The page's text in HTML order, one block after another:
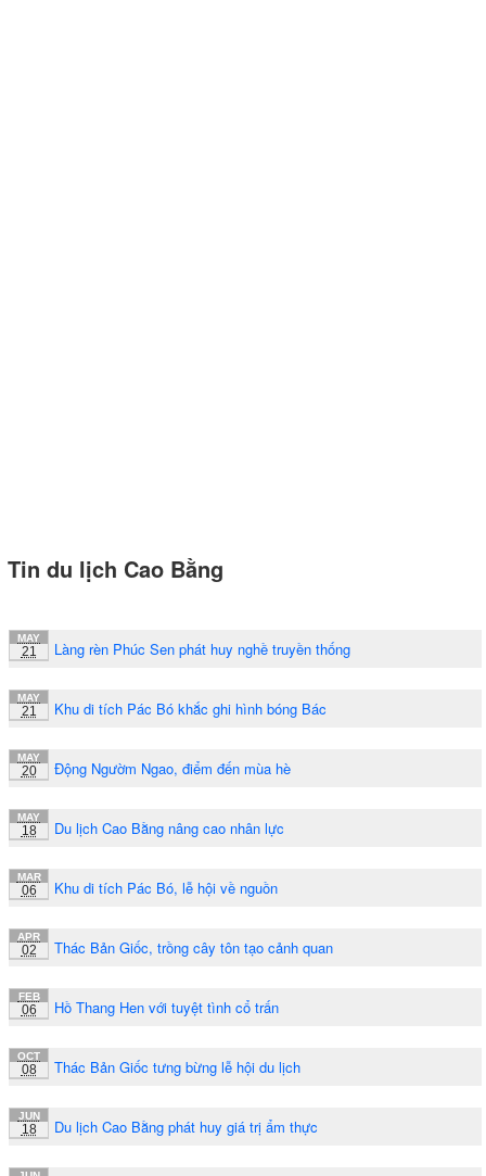
Tin du lịch Cao Bằng
MAY
21 Làng rèn Phúc Sen phát huy nghề truyền thống
MAY
21 Khu di tích Pác Bó khắc ghi hình bóng Bác
MAY
20 Động Ngườm Ngao, điểm đến mùa hè
MAY
18 Du lịch Cao Bằng nâng cao nhân lực
MAR
06 Khu di tích Pác Bó, lễ hội về nguồn
APR
02 Thác Bản Giốc, trồng cây tôn tạo cảnh quan
FEB
06 Hồ Thang Hen với tuyệt tình cổ trấn
OCT
08 Thác Bản Giốc tưng bừng lễ hội du lịch
JUN
18 Du lịch Cao Bằng phát huy giá trị ẩm thực